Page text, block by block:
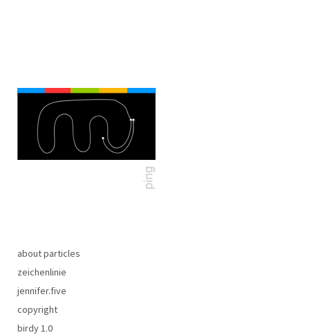
about particles
zeichenlinie
jennifer.five
copyright
birdy 1.0